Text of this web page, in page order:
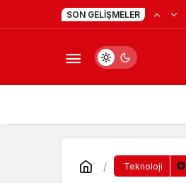
SON GELIŞMELER
Teknoloji